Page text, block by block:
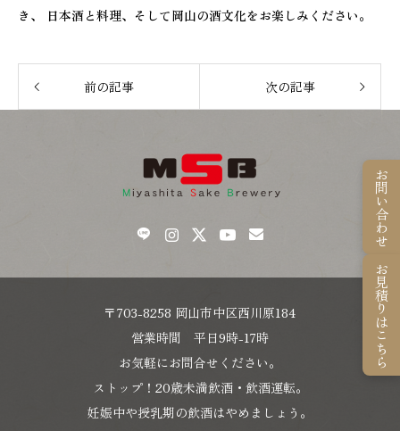
き、
日本酒と料理、そして岡山の酒文化をお楽しみください。
前の記事 次の記事
〒703-8258 岡山市中区西川原184
営業時間 平日9時-17時
お気軽にお問合せください。
ストップ！20歳未満飲酒・飲酒運転。
妊娠中や授乳期の飲酒はやめましょう。
お問い合わせ
お見積りはこちら